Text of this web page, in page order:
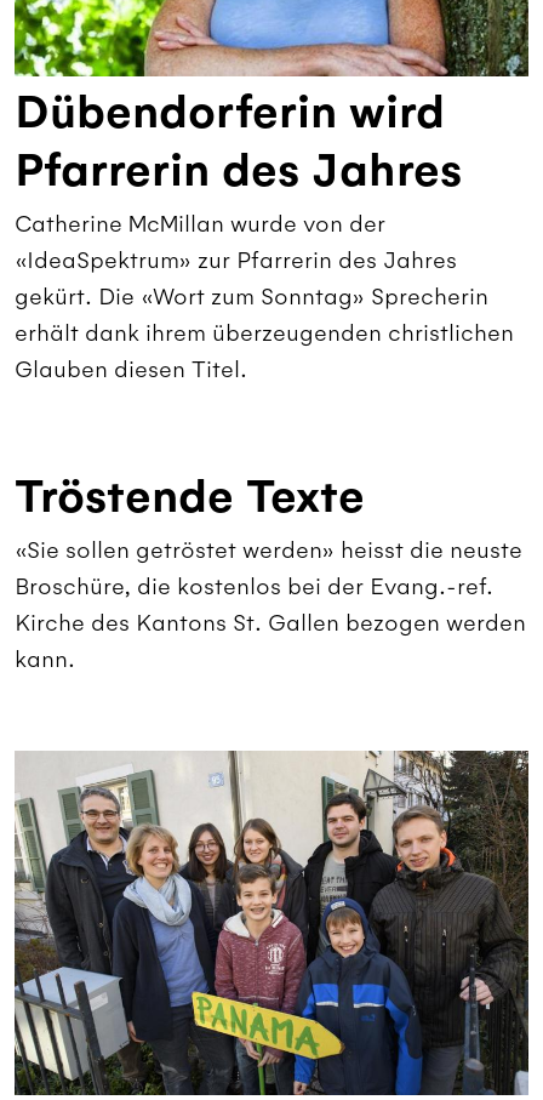
Dübendorferin wird
Pfarrerin des Jahres
Catherine McMillan wurde von der
«IdeaSpektrum» zur Pfarrerin des Jahres
gekürt. Die «Wort zum Sonntag» Sprecherin
erhält dank ihrem überzeugenden christlichen
Glauben diesen Titel.
Tröstende Texte
«Sie sollen getröstet werden» heisst die neuste
Broschüre, die kostenlos bei der Evang.-ref.
Kirche des Kantons St. Gallen bezogen werden
kann.